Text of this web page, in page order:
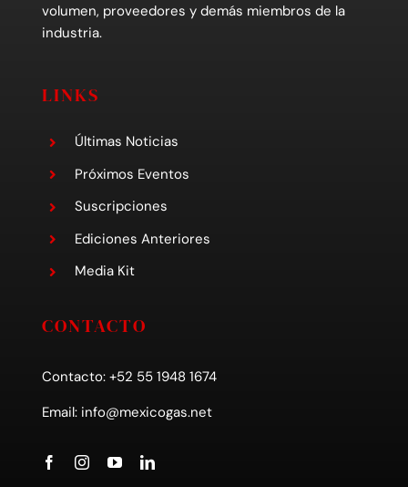
volumen, proveedores y demás miembros de la
industria.
LINKS
Últimas Noticias
Próximos Eventos
Suscripciones
Ediciones Anteriores
Media Kit
CONTACTO
Contacto: +52 55 1948 1674
Email: info@mexicogas.net